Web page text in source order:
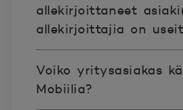
allekirjoittaneet
allekirjoittajia on
Voiko yritysasiakas
Mobiilia?